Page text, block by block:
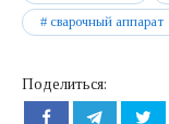
сварочный аппарат
Поделиться: